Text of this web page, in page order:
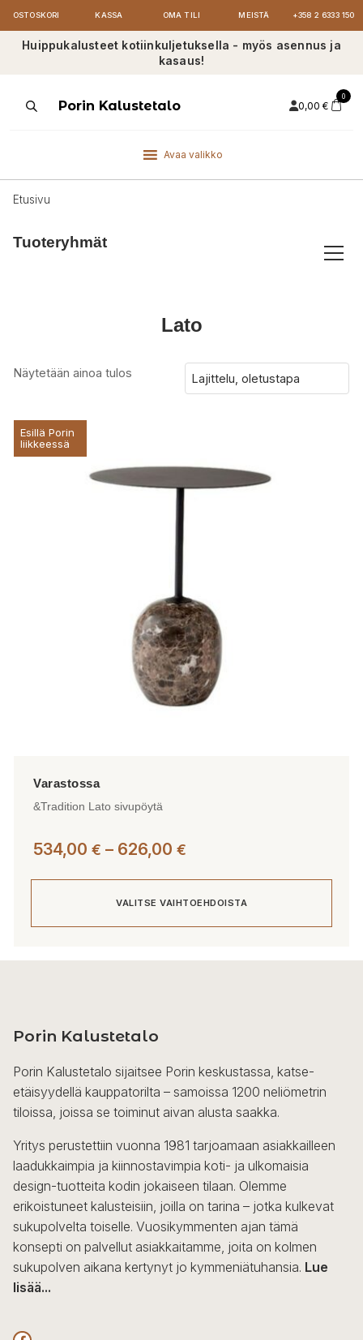
OSTOSKORI KASSA OMA TILI MEISTÄ +358 2 6333 150
Huippukalusteet kotiinkuljetuksella - myös asennus ja
kasaus!
ProductsPorin Kalustetalo 0,00 €
0
Avaa valikko
Etusivu
Tuoteryhmät
Lato
Näytetään ainoa tulos
Esillä Porin
liikkeessä
&Tradition Lato sivupöytä
534,00 € – 626,00 €
626,00 €
VALITSE VAIHTOEHDOISTA
muunnelma.
tehdä
valinnat
tuotteen
sivulla.
Porin Kalustetalo
Porin Kalustetalo sijaitsee Porin keskustassa, katse-
etäisyydellä kauppatorilta – samoissa 1200 neliömetrin
tiloissa, joissa se toiminut aivan alusta saakka.
Yritys perustettiin vuonna 1981 tarjoamaan asiakkailleen
laadukkaimpia ja kiinnostavimpia koti- ja ulkomaisia
design-tuotteita kodin jokaiseen tilaan. Olemme
erikoistuneet kalusteisiin, joilla on tarina – jotka kulkevat
sukupolvelta toiselle. Vuosikymmenten ajan tämä
konsepti on palvellut asiakkaitamme, joita on kolmen
sukupolven aikana kertynyt jo kymmeniätuhansia. Lue
lisää...